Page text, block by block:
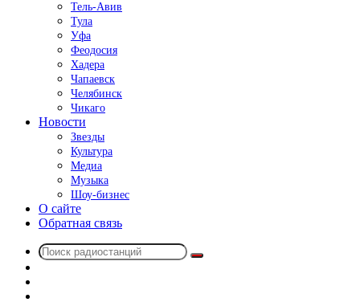
Тель-Авив
Тула
Уфа
Феодосия
Хадера
Чапаевск
Челябинск
Чикаго
Новости
Звезды
Культура
Медиа
Музыка
Шоу-бизнес
О сайте
Обратная связь
Поиск